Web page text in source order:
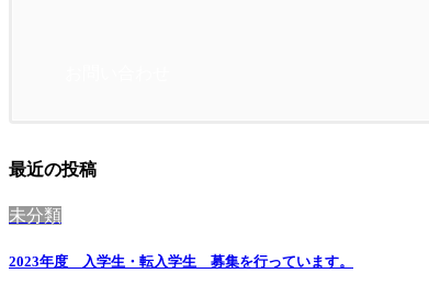
最近の投稿
未分類
2023年度 入学生・転入学生 募集を行っています。